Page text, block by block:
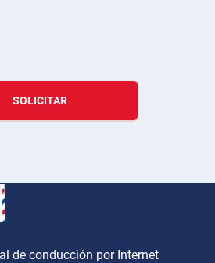
SOLICITAR
de conducción por Internet